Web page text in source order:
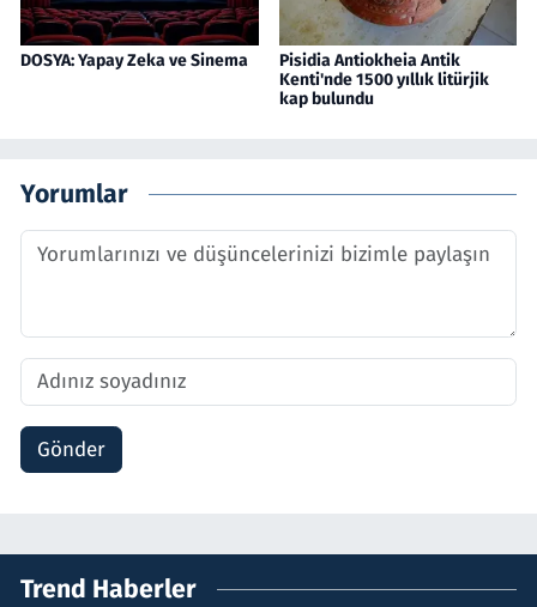
DOSYA: Yapay Zeka ve Sinema
Pisidia Antiokheia Antik
Kenti'nde 1500 yıllık litürjik
kap bulundu
Yorumlar
Gönder
Trend Haberler